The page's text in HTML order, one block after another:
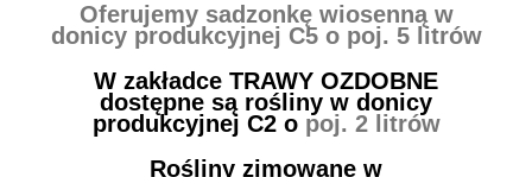
Oferujemy sadzonkę wiosenną w
donicy produkcyjnej C5o poj. 5 litrów
W zakładce TRAWY OZDOBNE
dostępne są rośliny w donicy
produkcyjnej C2 o poj. 2 litrów
Rośliny zimowane w